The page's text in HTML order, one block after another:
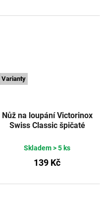
Varianty
Nůž na loupání Victorinox
Swiss Classic špičaté
oranžovýVICTORINOX
Skladem> 5 ks
139 Kč